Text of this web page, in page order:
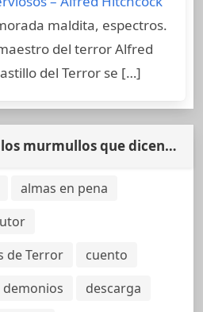
maldita, espectros.
del terror Alfred
del Terror se […]
murmullos que dicen…
almas en pena
de Terror
cuento
demonios
descarga